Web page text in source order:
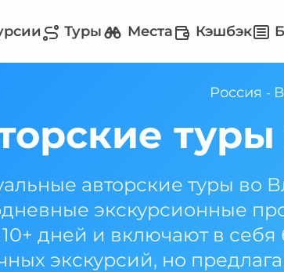
Туры Места Кэшбэк
Россия -
авторские туры во
экскурсионные
дней и включают в
экскурсий, но